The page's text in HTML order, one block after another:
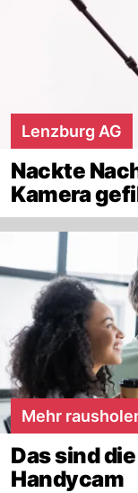
Lenzburg AG
Nackte
Kamera
Mehr
Das sind
Handycam